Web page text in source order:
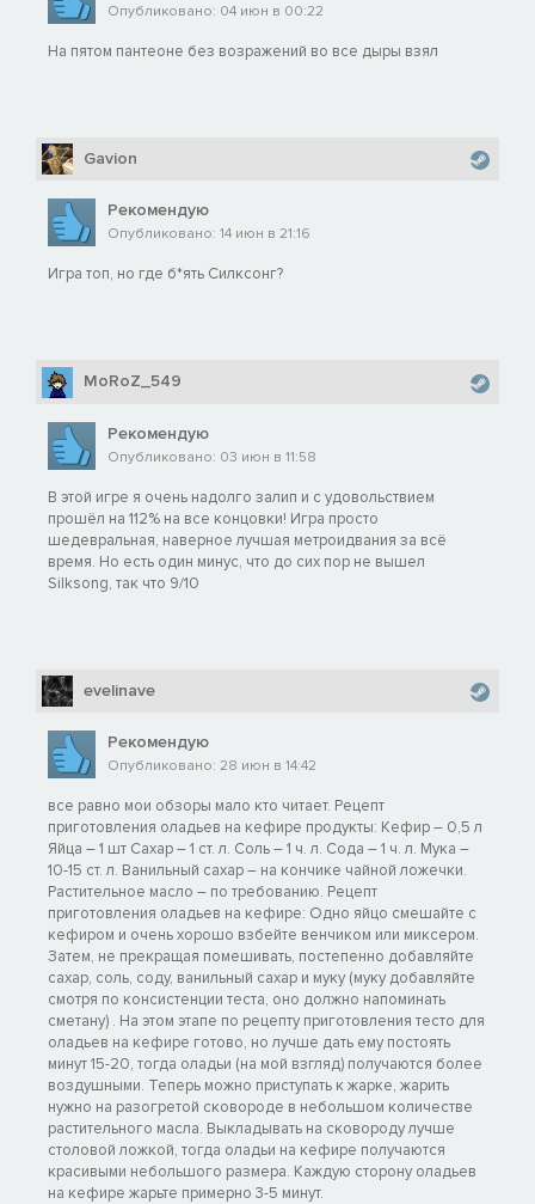
Опубликовано: 04 июн в 00:22
На пятом пантеоне без возражений во все дыры взял
Gavion
Рекомендую
Опубликовано: 14 июн в 21:16
Игра топ, но где б*ять Силксонг?
MoRoZ_549
Рекомендую
Опубликовано: 03 июн в 11:58
В этой игре я очень надолго залип и с удовольствием
прошëл на 112% на все концовки! Игра просто
шедевральная, наверное лучшая метроидвания за всë
время. Но есть один минус, что до сих пор не вышел
Silksong, так что 9/10
evelinave
Рекомендую
Опубликовано: 28 июн в 14:42
все равно мои обзоры мало кто читает. Рецепт
приготовления оладьев на кефире продукты: Кефир – 0,5 л
Яйца – 1 шт Сахар – 1 ст. л. Соль – 1 ч. л. Сода – 1 ч. л. Мука –
10-15 ст. л. Ванильный сахар – на кончике чайной ложечки.
Растительное масло – по требованию. Рецепт
приготовления оладьев на кефире: Одно яйцо смешайте с
кефиром и очень хорошо взбейте венчиком или миксером.
Затем, не прекращая помешивать, постепенно добавляйте
сахар, соль, соду, ванильный сахар и муку (муку добавляйте
смотря по консистенции теста, оно должно напоминать
сметану) . На этом этапе по рецепту приготовления тесто для
оладьев на кефире готово, но лучше дать ему постоять
минут 15-20, тогда оладьи (на мой взгляд) получаются более
воздушными. Теперь можно приступать к жарке, жарить
нужно на разогретой сковороде в небольшом количестве
растительного масла. Выкладывать на сковороду лучше
столовой ложкой, тогда оладьи на кефире получаются
красивыми небольшого размера. Каждую сторону оладьев
на кефире жарьте примерно 3-5 минут.